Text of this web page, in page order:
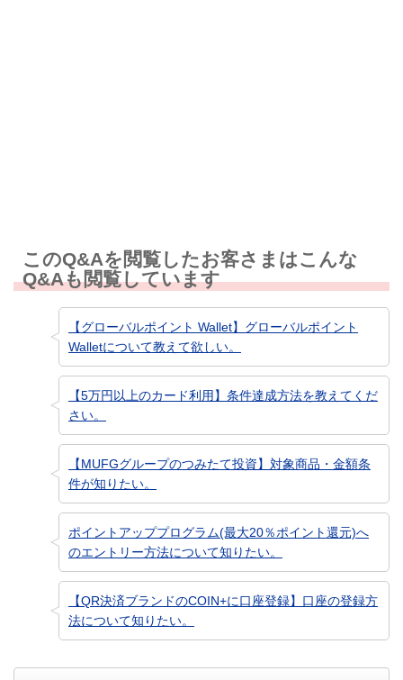
このQ&Aを閲覧したお客さまはこんな
Q&Aも閲覧しています
【グローバルポイント Wallet】グローバルポイント
Walletについて教えて欲しい。
【5万円以上のカード利用】条件達成方法を教えてくだ
さい。
【MUFGグループのつみたて投資】対象商品・金額条
件が知りたい。
ポイントアッププログラム(最大20％ポイント還元)へ
のエントリー方法について知りたい。
【QR決済ブランドのCOIN+に口座登録】口座の登録方
法について知りたい。